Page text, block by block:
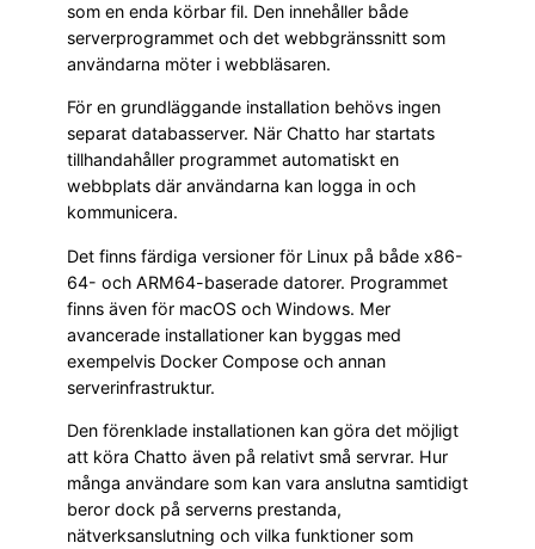
som en enda körbar fil. Den innehåller både
serverprogrammet och det webbgränssnitt som
användarna möter i webbläsaren.
För en grundläggande installation behövs ingen
separat databasserver. När Chatto har startats
tillhandahåller programmet automatiskt en
webbplats där användarna kan logga in och
kommunicera.
Det finns färdiga versioner för Linux på både x86-
64- och ARM64-baserade datorer. Programmet
finns även för macOS och Windows. Mer
avancerade installationer kan byggas med
exempelvis Docker Compose och annan
serverinfrastruktur.
Den förenklade installationen kan göra det möjligt
att köra Chatto även på relativt små servrar. Hur
många användare som kan vara anslutna samtidigt
beror dock på serverns prestanda,
nätverksanslutning och vilka funktioner som